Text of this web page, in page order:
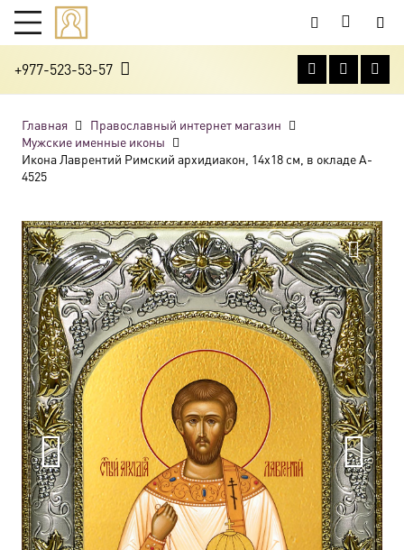
+977-523-53-57
Главная
Православный интернет магазин
Мужские именные иконы
Икона Лаврентий Римский архидиакон, 14х18 см, в окладе A-
4525